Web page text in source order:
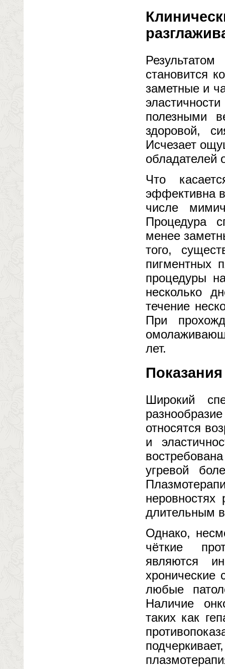
становится
заметные и
полезными
здоровой,
Исчезает
обладателей
Что
эффективна
числе
Процедура
менее
того,
пигментных
процедуры
несколько
течение
При
лет.
Широкий
относятся
и
угревой
длительным
Однако,
чёткие
являются
хронические
любые
Наличие
таких как